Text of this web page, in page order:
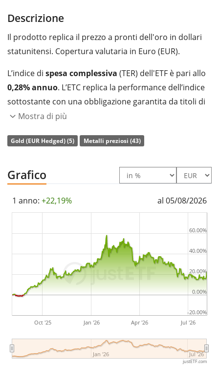
Descrizione
Il prodotto replica il prezzo a pronti dell'oro in dollari
statunitensi. Copertura valutaria in Euro (EUR).
L’indice di spesa complessiva (TER) dell'ETF è pari allo
0,28% annuo. L’ETC replica la performance dell’indice
sottostante con una obbligazione garantita da titoli di
debito che è sostenuta dalla detenzione fisica
Securities è un ETC di dimensioni molto grandi con un
patrimonio gestito pari a 1.018 mln di Euro . L’ETC è
fiscale in Irlanda
Mostra di più
Gold (EUR Hedged) (5) Metalli preziosi (43)
Grafico
1 anno: +22,19% al 05/08/2026
Oct '25 Jan '26 Apr '26 Jul '26
Jan '26 Jul '26
-20.00%
0.00%
20.00%
40.00%
60.00%
justETF.com